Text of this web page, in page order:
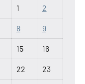
1 2
8 9
15 16
22 23